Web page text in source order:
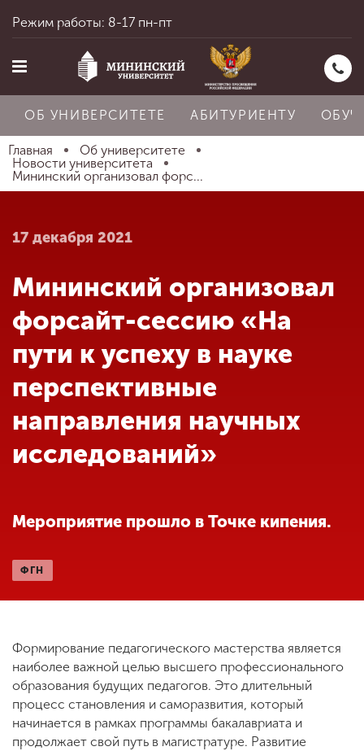
Главная
Абитуриенту
Обучение
Наука
Сведения об
образовательной
организации
Режим работы: 8-17 пн-пт
ОБ УНИВЕРСИТЕТЕ АБИТУРИЕНТУ
Главная
Об университете
Новости университета
Мининский организовал форс...
17 декабря 2021
Мининский организовал
форсайт-сессию «На
пути к успеху в науке
перспективные
направления научных
исследований»
Мероприятие прошло в Точке кипения.
ФГН
Формирование педагогического мастерства является
наиболее важной целью высшего профессионального
образования будущих педагогов. Это длительный
процесс становления и саморазвития, который
начинается в рамках программы бакалавриата и
продолжает свой путь в магистратуре. Развитие